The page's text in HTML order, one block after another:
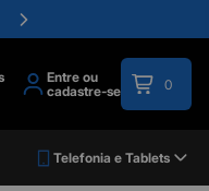
Entre ou
cadastre-se
0
Telefonia e Tablets